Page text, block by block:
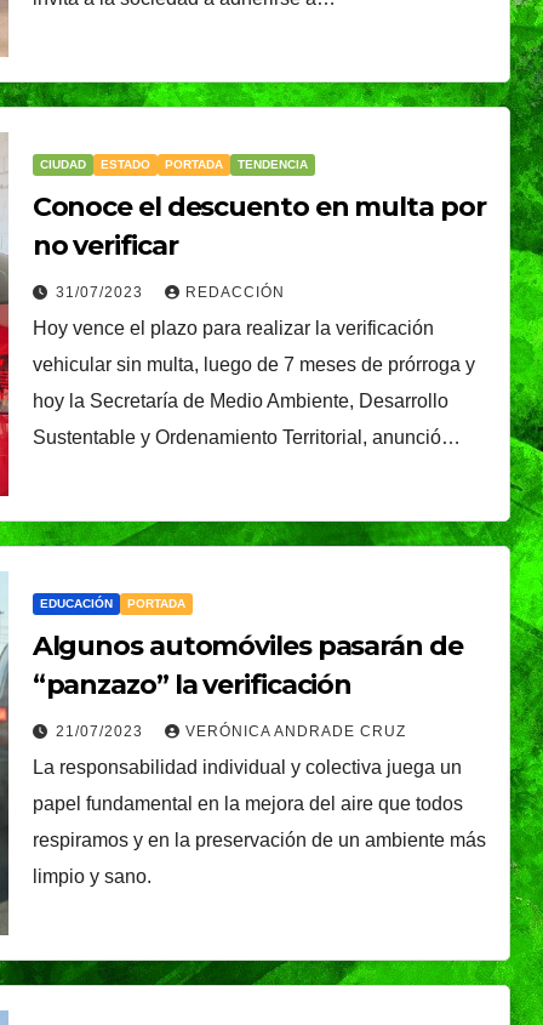
CIUDAD ESTADO PORTADA TENDENCIA
Conoce el descuento en multa por
no verificar
31/07/2023 REDACCIÓN
Hoy vence el plazo para realizar la verificación
vehicular sin multa, luego de 7 meses de prórroga y
hoy la Secretaría de Medio Ambiente, Desarrollo
Sustentable y Ordenamiento Territorial, anunció…
EDUCACIÓN PORTADA
Algunos automóviles pasarán de
“panzazo” la verificación
21/07/2023 VERÓNICA ANDRADE CRUZ
La responsabilidad individual y colectiva juega un
papel fundamental en la mejora del aire que todos
respiramos y en la preservación de un ambiente más
limpio y sano.
el
que
Oreo® y BTS lanzan
su edición limitada
en México
30/07/2026
CRUZ
Desde Puebla, la
Sheinbaum
arrancará la Jornada